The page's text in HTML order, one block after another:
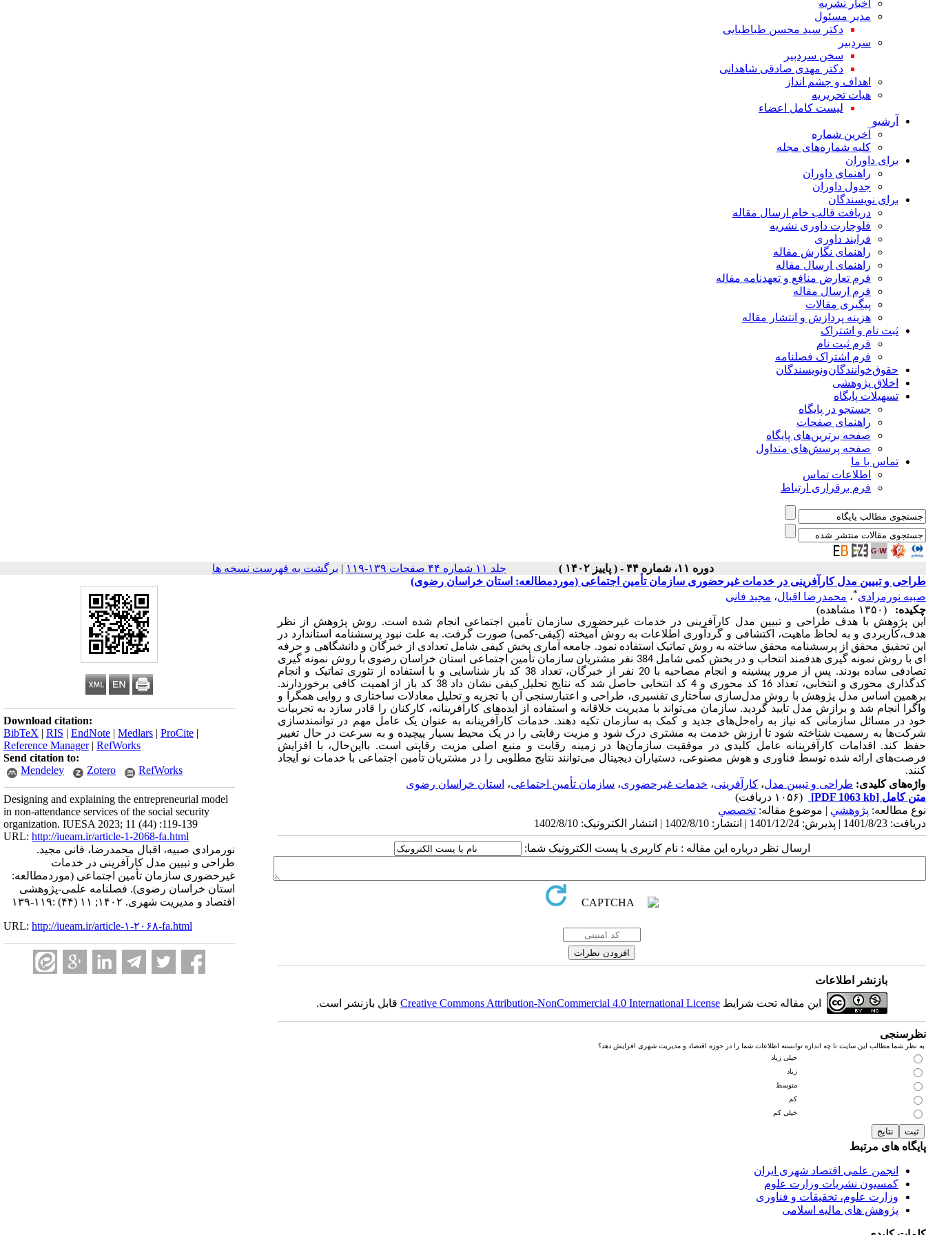
اخبار نشریه
مدیر مسئول
دکتر سید محسن طباطبایی
سردبیر
سخن سردبیر
دکتر مهدی صادقی شاهدانی
اهداف و چشم انداز
هیات تحریریه
لیست کامل اعضاء
آرشیو
آخرین شماره
کلیه شماره‌های مجله
برای داوران
راهنمای داوران
جدول داوران
برای نویسندگان
دریافت قالب خام ارسال مقاله
فلوچارت داوری نشریه
فرایند داوری
راهنمای نگارش مقاله
راهنمای ارسال مقاله
فرم تعارض منافع و تعهدنامه مقاله
فرم ارسال مقاله
پیگیری مقالات
هزینه پردازش و انتشار مقاله
ثبت نام و اشتراک
فرم ثبت نام
فرم اشتراک فصلنامه
حقوق‌خوانندگان‌و‌نویسندگان
اخلاق پژوهشی
تسهیلات پایگاه
جستجو در پایگاه
راهنمای صفحات
صفحه برترین‌های پایگاه
صفحه پرسش‌های متداول
تماس با ما
اطلاعات تماس
فرم برقراری ارتباط
دوره ۱۱، شماره ۴۴ - ( پاییز ۱۴۰۲ ) جلد ۱۱ شماره ۴۴ صفحات ۱۳۹-۱۱۹ | برگشت به فهرست نسخه ها
Download citation:
BibTeX | RIS | EndNote | Medlars | ProCite |
Reference Manager| RefWorks
Send citation to:
Mendeley
Zotero RefWorks
Designing and explaining the entrepreneurial model
in non-attendance services of the social security
organization. IUESA 2023; 11 (44) :119-139
URL: http://iueam.ir/article-1-2068-fa.html
نورمرادی صبیه، اقبال محمدرضا، فانی مجید.
طراحی و تبیین مدل کارآفرینی در خدمات
غیرحضوری سازمان تأمین اجتماعی (موردمطالعه:
استان خراسان رضوی). فصلنامه علمی-پژوهشی
اقتصاد و مدیریت شهری. ۱۴۰۲; ۱۱ (۴۴) :۱۱۹-۱۳۹
URL: http://iueam.ir/article-۱-۲۰۶۸-fa.html
طراحی و تبیین مدل کارآفرینی در خدمات غیرحضوری سازمان تأمین اجتماعی (موردمطالعه: استان خراسان رضوی)
صبیه نورمرادی*، محمدرضا اقبال، مجید فانی
چکیده:
(۱۳۵۰ مشاهده)
این پژوهش با هدف طراحی و تبیین مدل کارآفرینی در خدمات غیرحضوری سازمان تأمین اجتماعی انجام شده‌‌ است. روش پژوهش از نظر
هدف،کاربردی و به لحاظ ماهیت، اکتشافی و گردآوری اطلاعات به روش آمیخته (کیفی-کمی) صورت گرفت. به علت نبود پرسشنامه استاندارد در
این تحقیق محقق از پرسشنامه محقق ساخته به روش تماتیک استفاده نمود. جامعه آماری بخش کیفی شامل تعدادی از خبرگان و دانشگاهی و حرفه
ای با روش نمونه گیری هدفمند انتخاب و در بخش کمی شامل 384 نفر
مشتریان سازمان تأمین اجتماعی استان خراسان رضوی با روش نمونه گیری
تصادفی ساده بودند.
پس از مرور پیشینه و انجام مصاحبه با 20 نفر از خبرگان، تعداد 38 کد باز شناسایی و با استفاده از تئوری تماتیک و انجام
کدگذاری محوری و انتخابی، تعداد 16 کد محوری و 4 کد انتخابی حاصل شد که نتایج تحلیل کیفی نشان داد 38 کد باز از اهمیت کافی برخوردارند.
برهمین اساس مدل پژوهش با روش مدل‌سازی ساختاری تفسیری، طراحی و اعتبارسنجی آن با تجزیه و تحلیل معادلات ساختاری و روایی همگرا و
واگرا انجام شد و برازش مدل تایید گردید. سازمان می‌تواند با مدیریت خلاقانه و استفاده از ایده‌های کارآفرینانه، کارکنان را قادر سازد به تجربیات
خود در مسائل سازمانی که نیاز به راه‌حل‌های جدید و کمک به سازمان تکیه دهند. خدمات کارآفرینانه به عنوان یک عامل مهم در توانمندسازی
شرکت‌ها به رسمیت شناخته شود تا ارزش خدمت به مشتری درک شود و مزیت رقابتی را در یک محیط بسیار پیچیده و به سرعت در حال تغییر
حفظ کند. اقدامات کارآفرینانه عامل کلیدی در موفقیت سازمان‌ها در زمینه رقابت و منبع اصلی مزیت رقابتی است. بااین‌حال، با افزایش
فرصت‌های ارائه شده توسط فناوری و هوش مصنوعی، دستیاران دیجیتال می‌توانند نتایج مطلوبی را در مشتریان تأمین اجتماعی با خدمات نو ایجاد
کنند.
واژه‌های کلیدی: طراحی و تبیین مدل، کارآفرینی، خدمات غیرحضوری، سازمان تأمین اجتماعی، استان خراسان رضوی
متن کامل [PDF 1063 kb]
(۱۰۵۶ دریافت)
نوع مطالعه: پژوهشي | موضوع مقاله: تخصصي
دریافت: 1401/8/23 | پذیرش: 1401/12/24 | انتشار: 1402/8/10 | انتشار الکترونیک: 1402/8/10
ارسال نظر درباره این مقاله : نام کاربری یا پست الکترونیک شما:
بازنشر اطلاعات
این مقاله تحت شرایط Creative Commons Attribution-NonCommercial 4.0 International Licenseقابل بازنشر است.
نظرسنجی
به نظر شما مطالب این سایت تا چه اندازه توانسته اطلاعات شما را در حوزه اقتصاد و مدیریت شهری افزایش دهد؟
خیلی زیاد
زیاد
متوسط
کم
خیلی کم
پایگاه های مرتبط
انجمن علمی اقتصاد شهری ایران
کمسیون نشریات وزارت علوم
وزارت علوم، تحقیقات و فناوری
پژوهش های مالیه اسلامی